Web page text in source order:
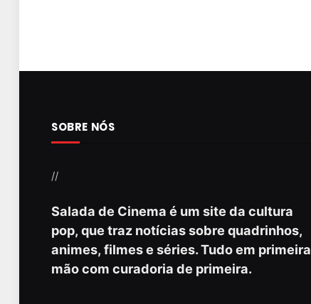
SOBRE NÓS
//
Salada de Cinema é um site da cultura
pop, que traz notícias sobre quadrinhos,
animes, filmes e séries. Tudo em primeira
mão com curadoria de primeira.